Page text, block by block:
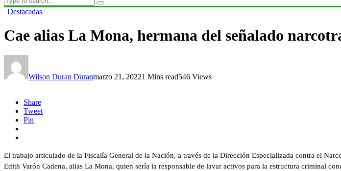
Destacadas
Cae alias La Mona, hermana del señalado
Wilson Duran Duranmarzo 21, 20221 Mins read546 Views
Share
Tweet
Pin
El trabajo articulado de la Fiscalía General de la Nación, a través de la Dirección Especializada contra el
Edith Varón Cadena, alias La Mona, quien sería la responsable de lavar activos para la estructura criminal